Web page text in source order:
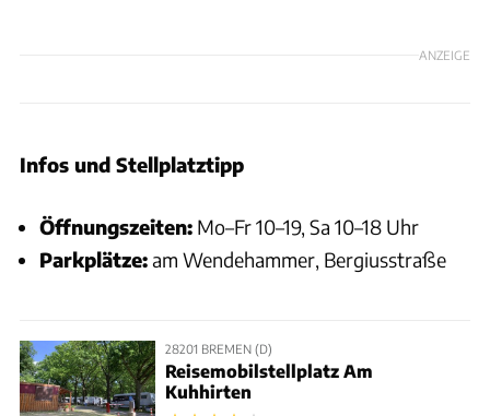
ANZEIGE
Infos und Stellplatztipp
Öffnungszeiten: Mo–Fr 10–19, Sa 10–18 Uhr
Parkplätze:am Wendehammer, Bergiusstraße
28201 BREMEN (D)
Reisemobilstellplatz Am
Kuhhirten